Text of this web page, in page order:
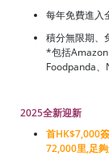
每年免費進入
積分無限期、
*包括Amazon
Foodpanda
2025全新迎新
首HK$7,000
72,000里,足